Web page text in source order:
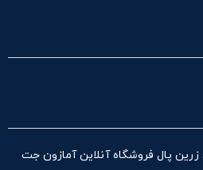
زرین پال فروشگاه آنلاین آمازون جت